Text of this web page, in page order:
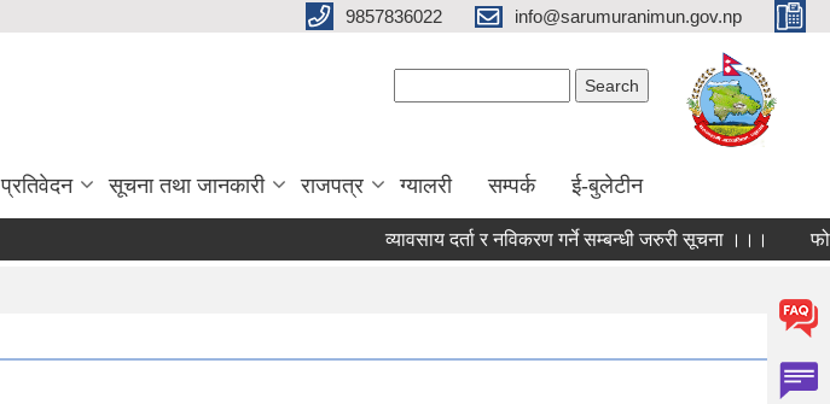
9857836022 info@sarumuranimun.gov.np
प्रतिवेदन सूचना तथा जानकारी राजपत्र ग्यालरी सम्पर्क ई-बुलेटीन
व्यावसाय दर्ता र नविकरण गर्ने सम्बन्धी जरुरी सूचना ।।।